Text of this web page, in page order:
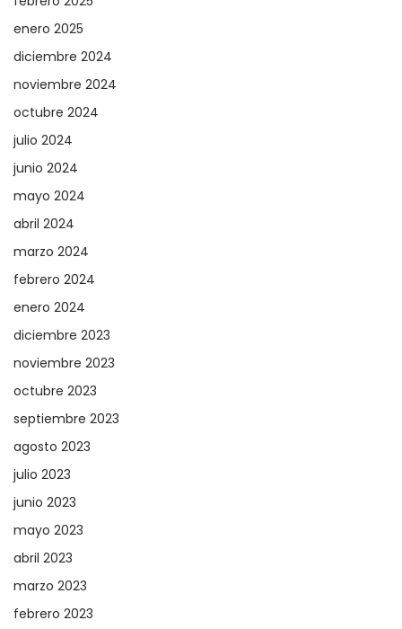
enero 2025
diciembre 2024
noviembre 2024
octubre 2024
julio 2024
junio 2024
mayo 2024
abril 2024
marzo 2024
febrero 2024
enero 2024
diciembre 2023
noviembre 2023
octubre 2023
septiembre 2023
agosto 2023
julio 2023
junio 2023
mayo 2023
abril 2023
marzo 2023
febrero 2023